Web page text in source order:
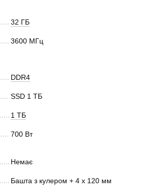
32 ГБ
3600 МГц
DDR4
SSD 1 ТБ
1 ТБ
700 Вт
Немає
Башта з кулером + 4 х 120 мм